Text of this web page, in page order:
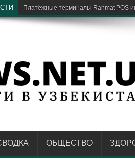
В Националь
ОБЩЕСТВО